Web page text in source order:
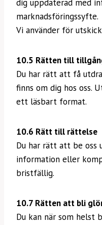
dig uppdaterad med
marknadsföringssyfte.
Vi använder för
10.5 Rätten till
Du har rätt att få
finns om dig hos oss.
ett läsbart format.
10.6 Rätt till rättelse
Du har rätt att be oss
information eller
bristfällig.
10.7 Rätten att bli
Du kan när som helst